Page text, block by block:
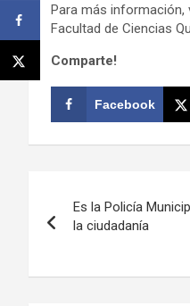
Para más
Facultad de Ciencias
Comparte!
Facebook
de
Es la Policía
la ciudadanía